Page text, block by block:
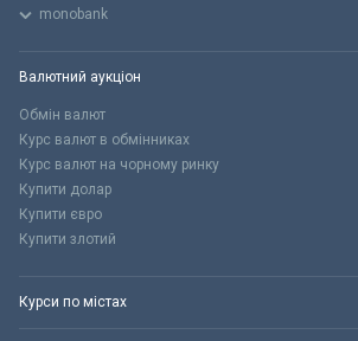
monobank
Валютний аукціон
Обмін валют
Курс валют в обмінниках
Курс валют на чорному ринку
Купити долар
Купити євро
Купити злотий
Курси по містах